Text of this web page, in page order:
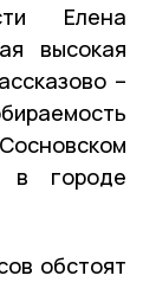
Елена
высокая
–
в городе
обстоят